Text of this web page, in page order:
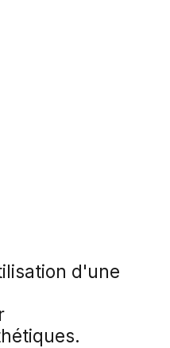
d'une